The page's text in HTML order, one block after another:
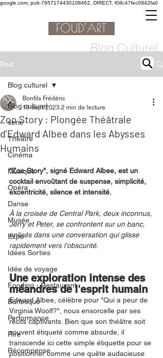
google.com, pub-7957174430108462, DIRECT, f08c47fec0942fa0
Blog Culturel
Post
Blog culturel
serie
Théâtre
Cinéma
Musique
Opéra
Danse
Musée
Expo
Idées Sorties
Idée de voyage
Fooding - Restaurant
Burlesque
Performance
Rire
Récompense
Blog culturel
Zoo Story : Plongée Théâtrale
d'Edward Albee dans les Abysses
Humains
Bonfils Frédéric
18 sept. 2023 2 min de lecture
"Zoo Story", signé Edward Albee, est un
cocktail envoûtant de suspense, simplicité,
excentricité, silence et intensité.
À la croisée de Central Park, deux inconnus,
Jerry et Peter, se confrontent sur un banc,
enlisés dans une conversation qui glisse
rapidement vers l'obscurité.
Une exploration intense des
méandres de l'esprit humain
Edward Albee, célèbre pour "Qui a peur de
Virginia Woolf?", nous ensorcelle par ses
récits captivants. Bien que son théâtre soit
souvent étiqueté comme absurde, il
transcende ici cette simple étiquette pour se
positionner comme une quête audacieuse